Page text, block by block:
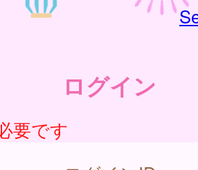
ログイン
要です